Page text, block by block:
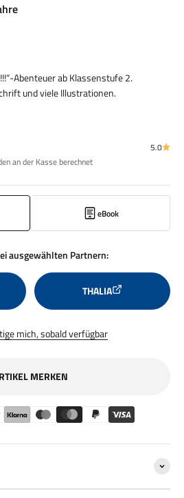
Abenteuer ab Klassenstufe 2.
und viele Illustrationen.
an der Kasse berechnet
5.0
eBook
ausgewählten Partnern:
THALIA
mich, sobald verfügbar
MERKEN